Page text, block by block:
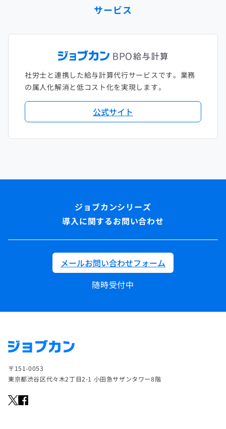
サービス
社労士と連携した給与計算代行サービスです。業務
の属人化解消と低コスト化を実現します。
公式サイト
導入に関するお問い合わせ
メールお問い合わせフォーム
随時受付中
〒151-0053
東京都渋谷区代々木2丁目2-1 小田急サザンタワー8階